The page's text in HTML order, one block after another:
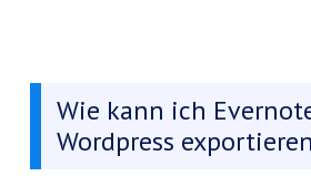
Wie kann ich
Wordpress